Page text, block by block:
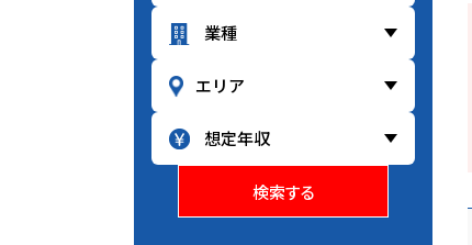
検索する